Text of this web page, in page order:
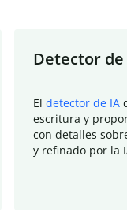
Detector de
El detector de IA
escritura y
con detalles
y refinado por la